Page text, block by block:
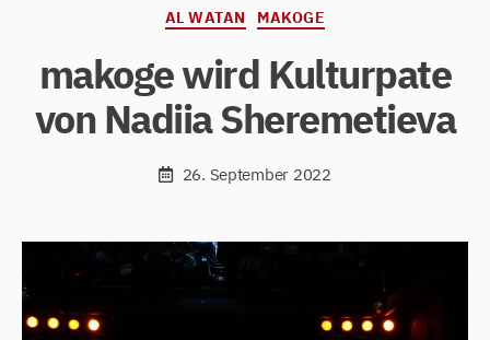
Kategorien
AL WATAN MAKOGE
makoge wird Kulturpate
von Nadiia Sheremetieva
26. September 2022